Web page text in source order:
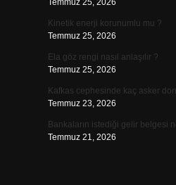
Temmuz 25, 2026
Kinetik enerji korunumlu mu ?
Temmuz 25, 2026
Ela göz rengi nasıl anlaşılır ?
Temmuz 25, 2026
Kafkas cephesinde kaç asker
Temmuz 23, 2026
Bankaların istediği gelir belgesi
Temmuz 21, 2026